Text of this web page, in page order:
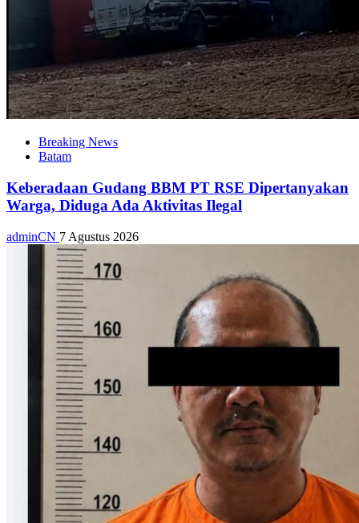
Breaking News
Batam
Keberadaan Gudang BBM PT RSE Dipertanyakan
Warga, Diduga Ada Aktivitas Ilegal
adminCN 7 Agustus 2026